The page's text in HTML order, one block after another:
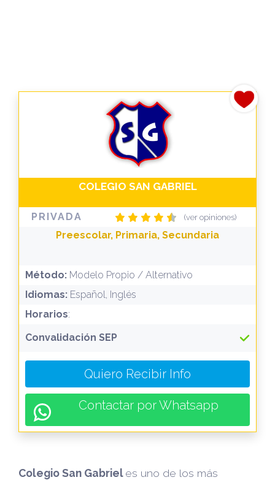
COLEGIO SAN GABRIEL
PRIVADA (ver opiniones)
Preescolar, Primaria, Secundaria
Método: Modelo Propio / Alternativo
Idiomas: Español, Inglés
Horarios:
Convalidación SEP
Quiero Recibir Info
Contactar por Whatsapp
Colegio San Gabrieles uno de los más